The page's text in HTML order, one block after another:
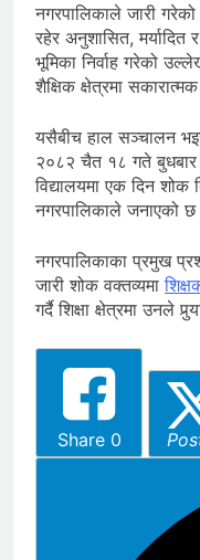
नगरपालिकाले जारी गरेको
रहेर अनुशासित, मर्यादित
भूमिका निर्वाह गरेको
शैक्षिक क्षेत्रमा
यसैबीच हाल सञ्चालन
२०८२ चैत १८ गते बुधबार
विद्यालयमा एक दिन शोक
नगरपालिकाले जनाएको
नगरपालिकाका प्रमुख
जारी शोक वक्तव्यमा
गर्दै शिक्षा क्षेत्रमा उनले
Share 0